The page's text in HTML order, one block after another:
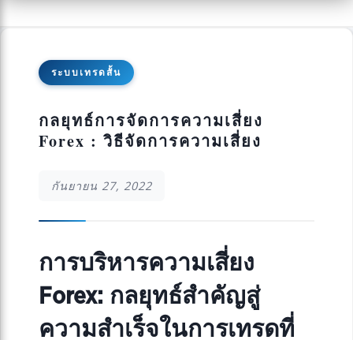
ระบบเทรดสั้น
กลยุทธ์การจัดการความเสี่ยง
Forex : วิธีจัดการความเสี่ยง
กันยายน 27, 2022
การบริหารความเสี่ยง
Forex: กลยุทธ์สำคัญสู่
ความสำเร็จในการเทรดที่